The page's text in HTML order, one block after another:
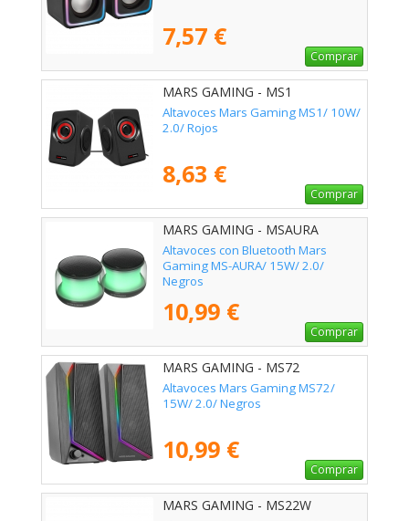
7,57 €
Comprar
MARS GAMING - MS1
Altavoces Mars Gaming MS1/ 10W/
2.0/ Rojos
8,63 €
Comprar
MARS GAMING - MSAURA
Altavoces con Bluetooth Mars
Gaming MS-AURA/ 15W/ 2.0/
Negros
10,99 €
Comprar
MARS GAMING - MS72
Altavoces Mars Gaming MS72/
15W/ 2.0/ Negros
10,99 €
Comprar
MARS GAMING - MS22W